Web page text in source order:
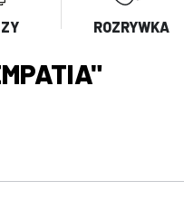
ROZRYWKA